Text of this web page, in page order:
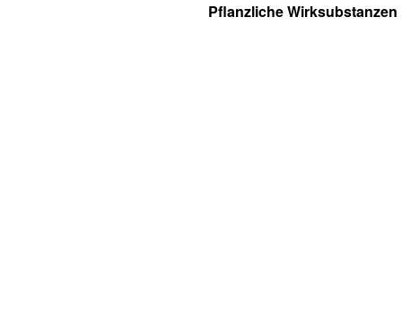
Pflanzliche Wirksubstanzen